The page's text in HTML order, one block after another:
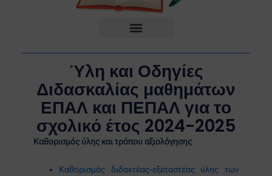
Ύλη και Οδηγίες
Διδασκαλίας μαθημάτων
ΕΠΑΛ και ΠΕΠΑΛ για το
σχολικό έτος 2024-2025
Καθορισμός ύλης και τρόπου αξιολόγησης
Καθορισμός διδακτέας-εξεταστέας ύλης των